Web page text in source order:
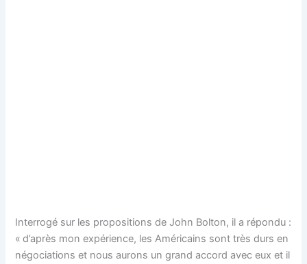
Interrogé sur les propositions de John Bolton, il a répondu :
« d’après mon expérience, les Américains sont très durs en
négociations et nous aurons un grand accord avec eux et il